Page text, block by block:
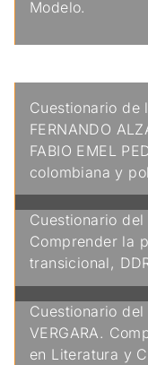
Modelo.
Cuestionario de
FERNANDO
FABIO EMEL
colombiana y
Cuestionario del
Comprender la
transicional,
Cuestionario del
VERGARA.
en Literatura y